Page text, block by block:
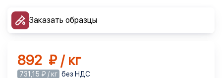
Заказать образцы
892 ₽ / кг
731,15 ₽ / кг без НДС